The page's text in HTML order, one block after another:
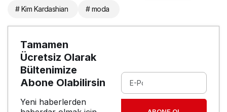
# Kim Kardashian # moda
Tamamen
Ücretsiz Olarak
Bültenimize
Abone Olabilirsin
Yeni haberlerden